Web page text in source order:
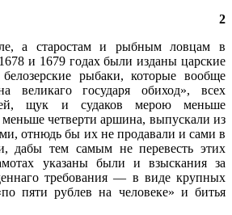
2
а старостам и рыбным ловцам в
и 1679 годах были изданы царские
рыбаки, которые вообще
великаго государя обиход», всех
щук и судаков мерою меньше
четверти аршина, выпускали из
отнюдь бы их не продавали и сами в
дабы тем самым не перевесть этих
указаны были и взыскания за
требования — в виде крупных
пяти рублев на человеке» и битья